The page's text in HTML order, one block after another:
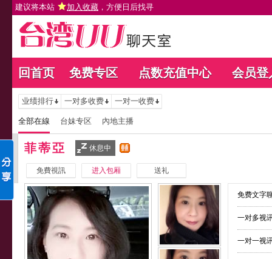
建议将本站 加入收藏 ，方便日后找寻
回首页 免费专区 点数充值中心 会员登
业绩排行 一对多收费 一对一收费
全部在線 台妹专区 內地主播
菲蒂亞 休息中
免費視訊 进入包厢 送礼
免费文字
一对多视
一对一视